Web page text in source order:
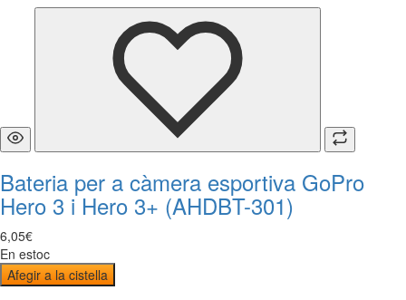
Bateria per a càmera esportiva GoPro
Hero 3 i Hero 3+ (AHDBT-301)
6,05€
En estoc
Afegir a la cistella